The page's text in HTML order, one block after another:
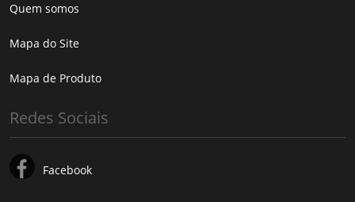
Quem somos
Mapa do Site
Mapa de Produto
Redes Sociais
Facebook